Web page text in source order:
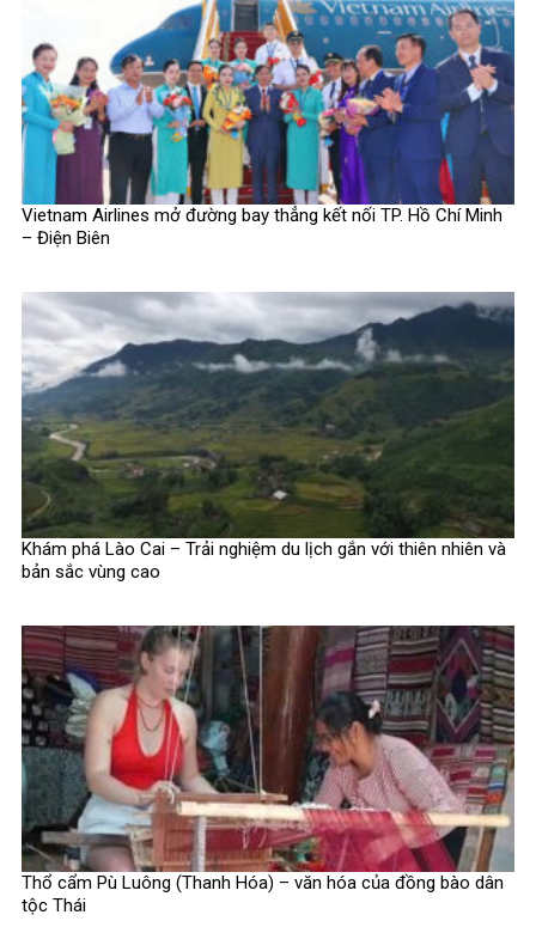
Vietnam Airlines mở đường bay thẳng kết nối TP. Hồ Chí Minh
– Điện Biên
Khám phá Lào Cai – Trải nghiệm du lịch gắn với thiên nhiên và
bản sắc vùng cao
Thổ cẩm Pù Luông (Thanh Hóa) – văn hóa của đồng bào dân
tộc Thái